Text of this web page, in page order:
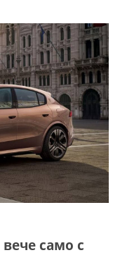
само с